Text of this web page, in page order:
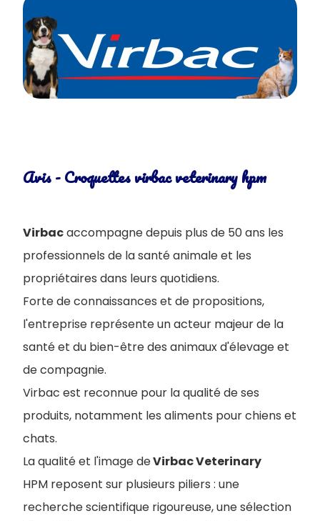
Avis - Croquettes virbac veterinary hpm
Virbacaccompagne depuis plus de 50 ans les
professionnels de la santé animale et les
propriétaires dans leurs quotidiens.
Forte de connaissances et de propositions,
l'entreprise représente un acteur majeur de la
santé et du bien-être des animaux d'élevage et
de compagnie.
Virbac est reconnue pour la qualité de ses
produits, notamment les aliments pour chiens et
chats.
La qualité et l'image deVirbac Veterinary
HPM reposent sur plusieurs piliers : une
recherche scientifique rigoureuse, une sélection